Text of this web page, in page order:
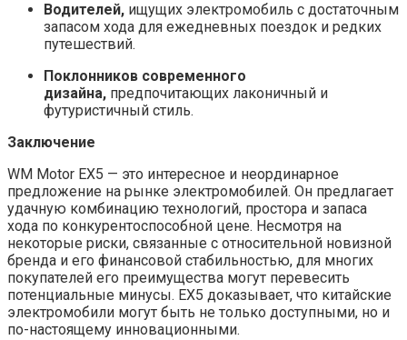
Водителей, ищущих электромобиль с достаточным
запасом хода для ежедневных поездок и редких
путешествий.
Поклонников современного
дизайна, предпочитающих лаконичный и
футуристичный стиль.
Заключение
WM Motor EX5 — это интересное и неординарное
предложение на рынке электромобилей. Он предлагает
удачную комбинацию технологий, простора и запаса
хода по конкурентоспособной цене. Несмотря на
некоторые риски, связанные с относительной новизной
бренда и его финансовой стабильностью, для многих
покупателей его преимущества могут перевесить
потенциальные минусы. EX5 доказывает, что китайские
электромобили могут быть не только доступными, но и
по-настоящему инновационными.